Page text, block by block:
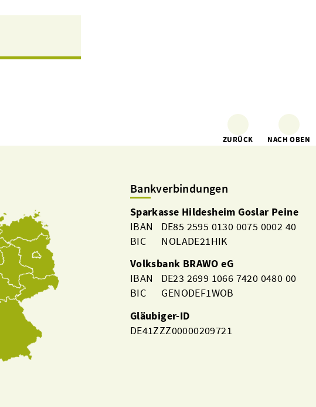
ZURÜCK NACH OBEN
Bankverbindungen
Sparkasse Hildesheim Goslar Peine
IBAN DE85 2595 0130 0075 0002 40
BIC NOLADE21HIK
Volksbank BRAWO eG
IBAN DE23 2699 1066 7420 0480 00
BIC GENODEF1WOB
Gläubiger-ID
DE41ZZZ00000209721